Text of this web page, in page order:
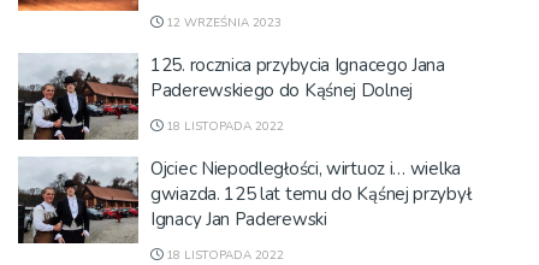
12 WRZEŚNIA 2023
125. rocznica przybycia Ignacego Jana
Paderewskiego do Kąśnej Dolnej
18 LISTOPADA 2022
Ojciec Niepodległości, wirtuoz i… wielka
gwiazda. 125 lat temu do Kąśnej przybył
Ignacy Jan Paderewski
18 LISTOPADA 2022